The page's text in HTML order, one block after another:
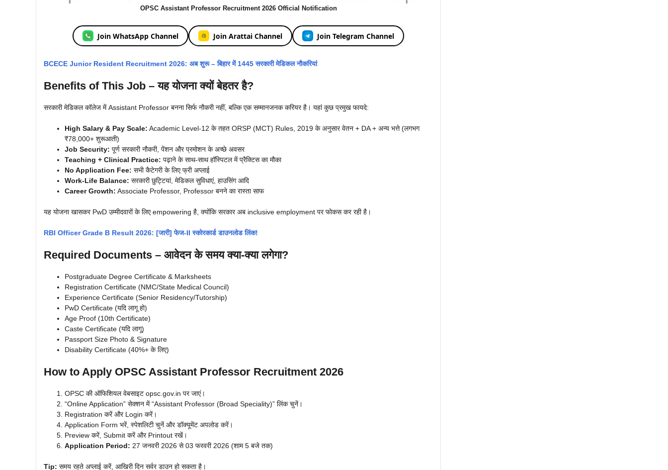
OPSC Assistant Professor Recruitment 2026 Official Notification
Join WhatsApp Channel Join Arattai Channel Join Telegram Channel
BCECE Junior Resident Recruitment 2026: अब शुरू – बिहार में 1445 सरकारी मेडिकल नौकरियां
Benefits of This Job – यह योजना क्यों बेहतर है?
सरकारी मेडिकल कॉलेज में Assistant Professor बनना सिर्फ नौकरी नहीं, बल्कि एक सम्मानजनक करियर है। यहां कुछ प्रमुख फायदे:
High Salary & Pay Scale: Academic Level-12 के तहत ORSP (MCT) Rules, 2019 के अनुसार वेतन + DA + अन्य भत्ते (लगभग
₹78,000+ शुरूआती)
Job Security: पूर्ण सरकारी नौकरी, पेंशन और प्रमोशन के अच्छे अवसर
Teaching + Clinical Practice: पढ़ाने के साथ-साथ हॉस्पिटल में प्रैक्टिस का मौका
No Application Fee: सभी कैटेगरी के लिए फ्री अप्लाई
Work-Life Balance: सरकारी छुट्टियां, मेडिकल सुविधाएं, हाउसिंग आदि
Career Growth: Associate Professor, Professor बनने का रास्ता साफ
यह योजना खासकर PwD उम्मीदवारों के लिए empowering है, क्योंकि सरकार अब inclusive employment पर फोकस कर रही है।
RBI Officer Grade B Result 2026: [जारी] फेज-II स्कोरकार्ड डाउनलोड लिंक!
Required Documents – आवेदन के समय क्या-क्या लगेगा?
Postgraduate Degree Certificate & Marksheets
Registration Certificate (NMC/State Medical Council)
Experience Certificate (Senior Residency/Tutorship)
PwD Certificate (यदि लागू हो)
Age Proof (10th Certificate)
Caste Certificate (यदि लागू)
Passport Size Photo & Signature
Disability Certificate (40%+ के लिए)
How to Apply OPSC Assistant Professor Recruitment 2026
OPSC की ऑफिशियल वेबसाइट opsc.gov.in पर जाएं।
“Online Application” सेक्शन में “Assistant Professor (Broad Speciality)” लिंक चुनें।
Registration करें और Login करें।
Application Form भरें, स्पेशलिटी चुनें और डॉक्यूमेंट अपलोड करें।
Preview करें, Submit करें और Printout रखें।
Application Period: 27 जनवरी 2026 से 03 फरवरी 2026 (शाम 5 बजे तक)
Tip: समय रहते अप्लाई करें, आखिरी दिन सर्वर डाउन हो सकता है।